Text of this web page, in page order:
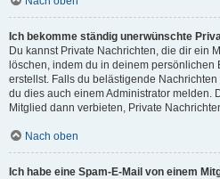
Ich bekomme ständig unerwünschte
Du kannst Private Nachrichten, die dir ein
löschen, indem du in deinem persönlichen
erstellst. Falls du belästigende
du dies auch einem Administrator melden.
Mitglied dann verbieten, Private
Nach oben
Ich habe eine Spam-E-Mail von einem